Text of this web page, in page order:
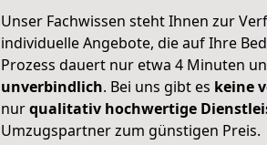
Unser Fachwissen steht Ihnen zur
individuelle Angebote, die auf Ihre
Prozess dauert nur etwa 4 Minuten
unverbindlich. Bei uns gibt es keine
nurqualitativ hochwertige
Umzugspartner zum günstigen Preis.